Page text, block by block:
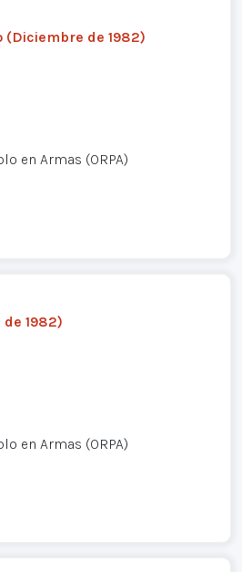
de 1982)
en Armas (ORPA)
1982)
en Armas (ORPA)